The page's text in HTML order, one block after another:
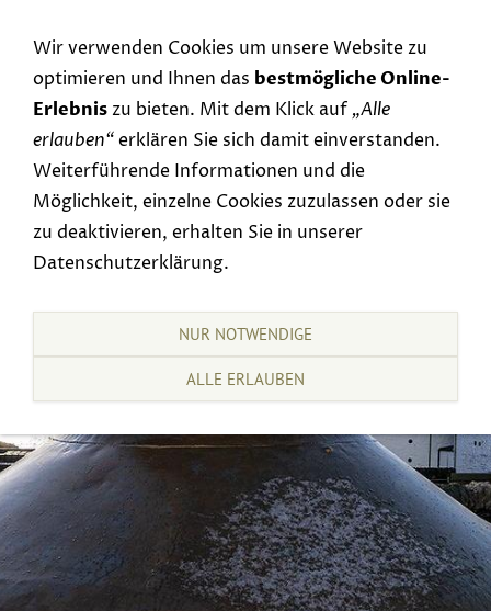
Wir verwenden Cookies um unsere Website zu
optimieren und Ihnen das bestmögliche Online-
Erlebniszu bieten. Mit dem Klick auf „Alle
erlauben“erklären Sie sich damit einverstanden.
Weiterführende Informationen und die
Möglichkeit, einzelne Cookies zuzulassen oder sie
zu deaktivieren, erhalten Sie in unserer
Datenschutzerklärung.
NUR NOTWENDIGE
ALLE ERLAUBEN